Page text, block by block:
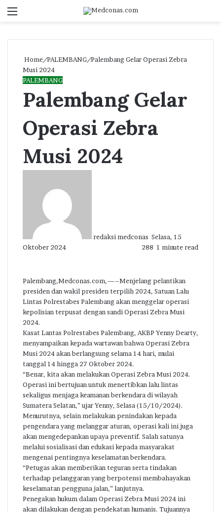
Menu
Home/PALEMBANG/Palembang Gelar Operasi Zebra
Musi 2024
PALEMBANG
Palembang Gelar
Operasi Zebra
Musi 2024
redaksi medconas Selasa, 15
Oktober 2024
288 1 minute read
Palembang,Medconas.com,—–Menjelang pelantikan
presiden dan wakil presiden terpilih 2024, Satuan Lalu
Lintas Polrestabes Palembang akan menggelar operasi
kepolisian terpusat dengan sandi Operasi Zebra Musi
2024.
Kasat Lantas Polrestabes Palembang, AKBP Yenny Dearty,
menyampaikan kepada wartawan bahwa Operasi Zebra
Musi 2024 akan berlangsung selama 14 hari, mulai
tanggal 14 hingga 27 Oktober 2024.
“Benar, kita akan melakukan Operasi Zebra Musi 2024.
Operasi ini bertujuan untuk menertibkan lalu lintas
sekaligus menjaga keamanan berkendara di wilayah
Sumatera Selatan,” ujar Yenny, Selasa (15/10/2024).
Menurutnya, selain melakukan penindakan kepada
pengendara yang melanggar aturan, operasi kali ini juga
akan mengedepankan upaya preventif. Salah satunya
melalui sosialisasi dan edukasi kepada masyarakat
mengenai pentingnya keselamatan berkendara.
“Petugas akan memberikan teguran serta tindakan
terhadap pelanggaran yang berpotensi membahayakan
keselamatan pengguna jalan,” lanjutnya.
Penegakan hukum dalam Operasi Zebra Musi 2024 ini
akan dilakukan dengan pendekatan humanis. Tujuannya